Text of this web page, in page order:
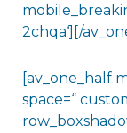
2chqa‘][/
[av_one_half
space=“